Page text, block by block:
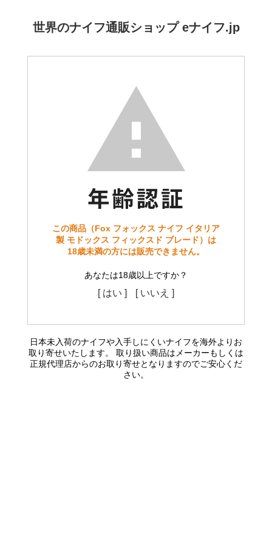
世界のナイフ通販ショップ eナイフ.jp
この商品（Fox フォックス ナイフ イタリア
製 モドックス フィックスド ブレード）は
18歳未満の方には販売できません。
あなたは18歳以上ですか？
[ はい ] [ いいえ ]
日本未入荷のナイフや入手しにくいナイフを海外よりお
取り寄せいたします。 取り扱い商品はメーカーもしくは
正規代理店からのお取り寄せとなりますのでご安心くだ
さい。